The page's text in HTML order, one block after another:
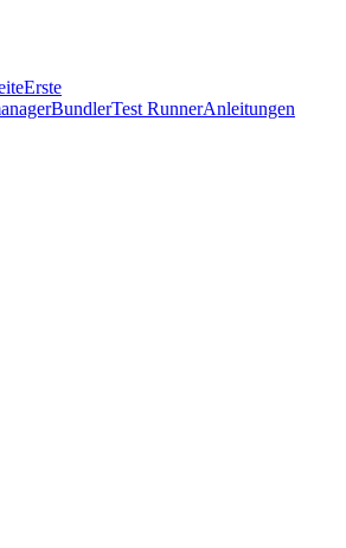
Erste
BundlerTest RunnerAnleitungen